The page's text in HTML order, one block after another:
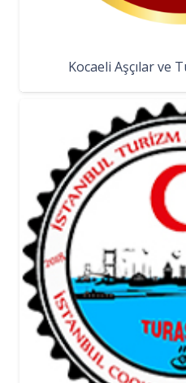
Kocaeli Aşçılar ve